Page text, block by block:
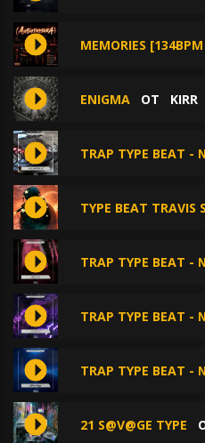
MEMORIES
ENIGMA ОТ KIRR
TRAP TYPE BEAT -
TYPE BEAT TRAVIS
TRAP TYPE BEAT -
TRAP TYPE BEAT -
TRAP TYPE BEAT -
21 S@V@GE TYPE